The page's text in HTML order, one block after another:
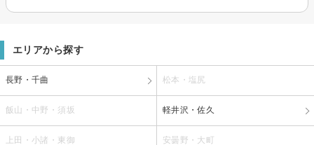
エリアから探す
長野・千曲 松本・塩尻
飯山・中野・須坂 軽井沢・佐久
上田・小諸・東御 安曇野・大町